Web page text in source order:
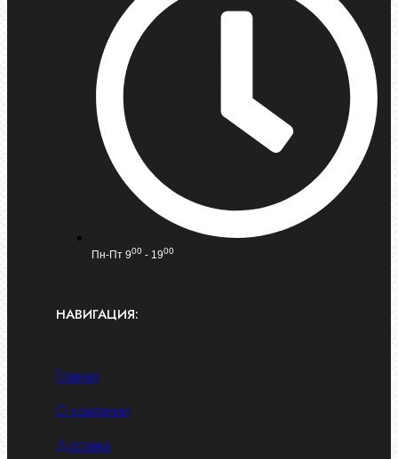
Пн-Пт 900 - 1900
НАВИГАЦИЯ:
Главная
О компании
Доставка